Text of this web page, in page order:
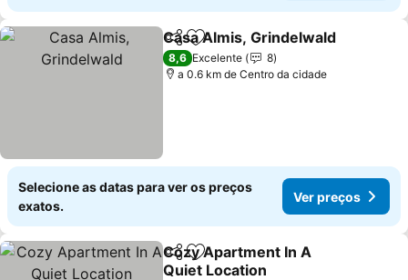
PartilharAdicionar aos favoritos
Casa Almis, Grindelwald
8,6 Excelente
8
a 0.6 km de Centro da cidade
Selecione as datas para ver os preços
exatos.
Ver preços
PartilharAdicionar aos favoritos
Cozy Apartment In A
Quiet Location